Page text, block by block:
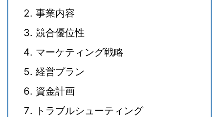
事業内容
競合優位性
マーケティング戦略
経営プラン
資金計画
トラブルシューティング